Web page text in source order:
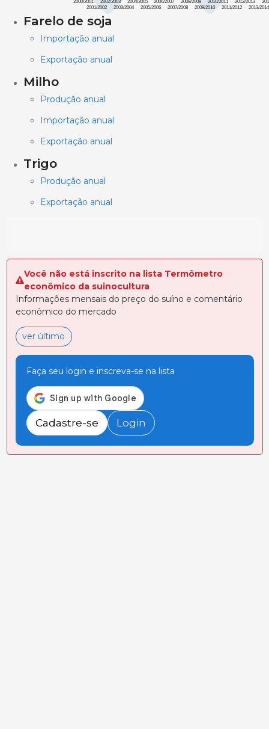
2000/2001
2001/2002
2002/2003
2003/2004
2004/2005
2005/2006
2006/2007
2007/2008
2008/2009
2009/2010
2010/2011
2011/2012
2012/2013
2013/2014
Farelo de soja
Importação anual
Exportação anual
Milho
Produção anual
Importação anual
Exportação anual
Trigo
Produção anual
Exportação anual
Você não está inscrito na lista Termômetro
econômico da suinocultura
Informações mensais do preço do suíno e comentário
econômico do mercado
ver último
Faça seu login e inscreva-se na lista
Cadastre-se Login